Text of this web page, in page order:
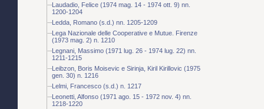
Laudadio, Felice (1974 mag. 14 - 1974 ott. 9) nn.
1200-1204
Ledda, Romano (s.d.) nn. 1205-1209
Lega Nazionale delle Cooperative e Mutue. Firenze
(1973 mag. 2) n. 1210
Legnani, Massimo (1971 lug. 26 - 1974 lug. 22) nn.
1211-1215
Leibzon, Boris Moisevic e Sirinja, Kiril Kirillovic (1975
gen. 30) n. 1216
Lelmi, Francesco (s.d.) n. 1217
Leonetti, Alfonso (1971 ago. 15 - 1972 nov. 4) nn.
1218-1220